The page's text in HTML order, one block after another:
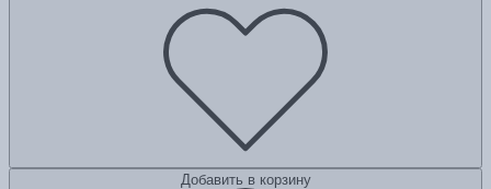
Добавить в корзину